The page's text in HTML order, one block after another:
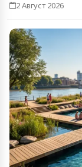
2 Август 2026